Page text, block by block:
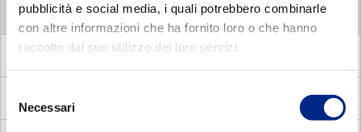
pubblicità e social media, i quali potrebbero combinarle
con altre informazioni che ha fornito loro o che hanno
raccolto dal suo utilizzo dei loro servizi.
delNecessari
MMA 6 POLES
MV
MVC Compat square vector motors